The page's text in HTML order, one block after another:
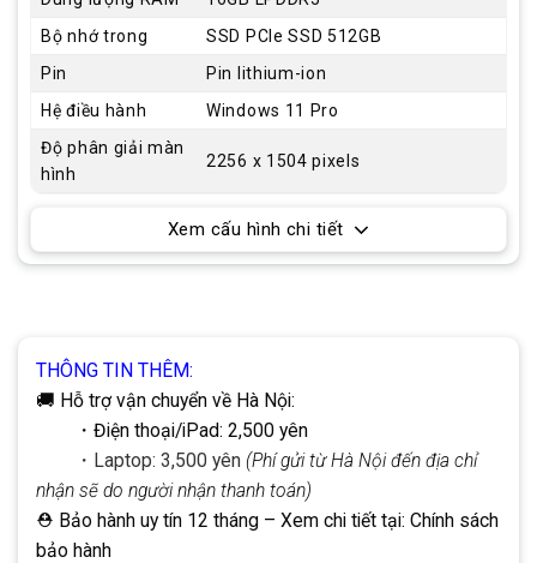
THÔNG TIN THÊM:
🚚 Hỗ trợ vận chuyển về Hà Nội:
・Điện thoại/iPad: 2,500 yên
・Laptop: 3,500 yên (Phí gửi từ Hà Nội đến địa chỉ
nhận sẽ do người nhận thanh toán)
⛑ Bảo hành uy tín 12 tháng – Xem chi tiết tại: Chính sách
bảo hành
Bộ nhớ trong
SSD PCIe SSD 512GB
Pin
Pin lithium-ion
Hệ điều hành
Windows 11 Pro
Độ phân giải màn
hình
2256 x 1504 pixels
Xem cấu hình chi tiết